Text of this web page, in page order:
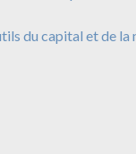
du capital et de